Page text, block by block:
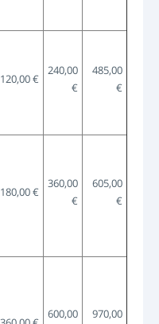
120,00 €
240,00
€
485,00
€
180,00 €
360,00
€
605,00
€
600,00 970,00